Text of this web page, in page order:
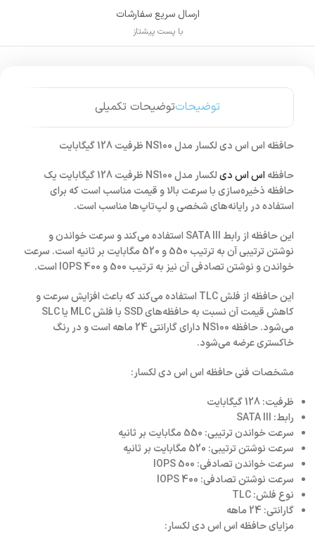
ارسال سریع سفارشات
با پست پیشتاز
توضیحاتتوضیحات تکمیلی
حافظه اس اس دی لکسار مدل NS100 ظرفیت 128 گیگابایت
حافظهاس اس دی
لکسار مدل NS100 ظرفیت 128 گیگابایت یک
حافظه ذخیره‌سازی با سرعت بالا و قیمت مناسب است که برای
استفاده در رایانه‌های شخصی و لپ‌تاپ‌ها مناسب است.
این حافظه از رابط SATA III استفاده می‌کند و سرعت خواندن و
نوشتن ترتیبی آن به ترتیب 550 و 520 مگابایت بر ثانیه است. سرعت
خواندن و نوشتن تصادفی آن نیز به ترتیب 500 و 400 IOPS است.
این حافظه از فلش TLC استفاده می‌کند که باعث افزایش سرعت و
کاهش قیمت آن نسبت به حافظه‌های SSD با فلش MLC یا SLC
می‌شود. حافظه NS100 دارای گارانتی 24 ماهه است و در رنگ
خاکستری عرضه می‌شود.
مشخصات فنی حافظه اس اس دی لکسار:
ظرفیت: 128 گیگابایت
رابط: SATA III
سرعت خواندن ترتیبی: 550 مگابایت بر ثانیه
سرعت نوشتن ترتیبی: 520 مگابایت بر ثانیه
سرعت خواندن تصادفی: 500 IOPS
سرعت نوشتن تصادفی: 400 IOPS
نوع فلش: TLC
گارانتی: 24 ماهه
مزایای حافظه اس اس دی لکسار: